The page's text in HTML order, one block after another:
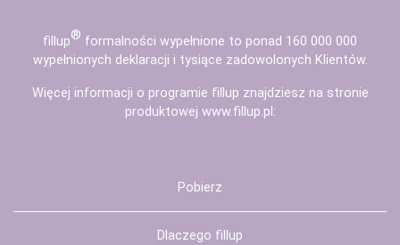
fill up® formalności wypełnione to ponad 160 000 000
wypełnionych deklaracji i tysiące zadowolonych Klientów.
Więcej informacji o programie fillup znajdziesz na stronie
produktowej www.fillup.pl :
Pobierz
Dlaczego fillup